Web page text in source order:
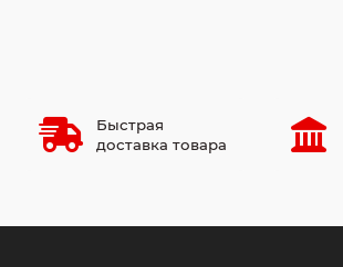
Быстрая
доставка товара